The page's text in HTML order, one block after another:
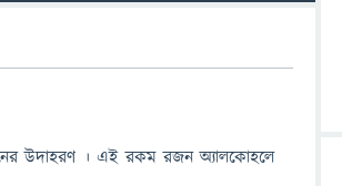
উদাহরণ । এই রকম রজন অ্যালকোহলে